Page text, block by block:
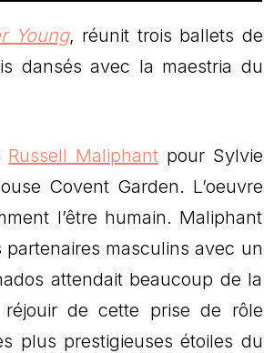
Young, réunit trois ballets de
dansés avec la maestria du
Russell Maliphant pour Sylvie
Covent Garden. L’oeuvre
l’être humain. Maliphant
masculins avec un
attendait beaucoup de la
de cette prise de rôle
plus prestigieuses étoiles du